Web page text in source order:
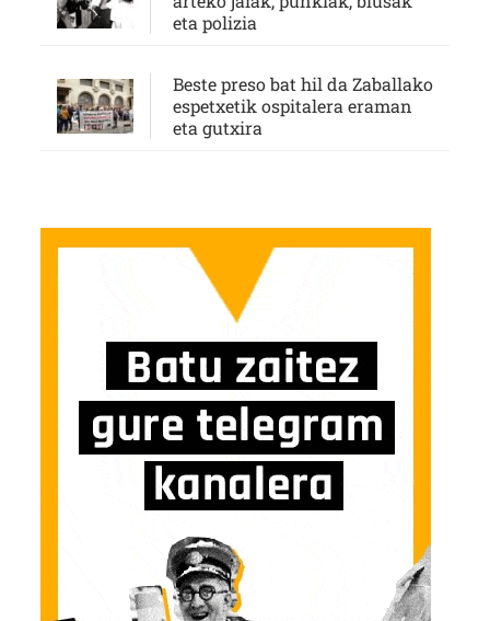
eta polizia
Beste preso bat hil da Zaballako
espetxetik ospitalera eraman
eta gutxira